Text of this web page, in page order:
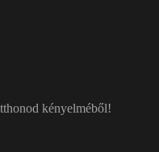
kényelméből!